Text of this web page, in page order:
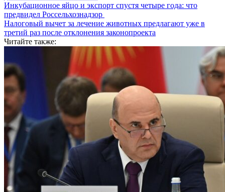
Инкубационное яйцо и экспорт спустя четыре года: что
предвидел Россельхознадзор
Налоговый вычет за лечение животных предлагают уже в
третий раз после отклонения законопроекта
Читайте также: